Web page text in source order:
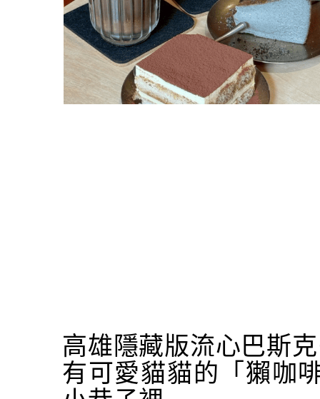
高雄隱藏版流心巴斯
有可愛貓貓的「獺咖